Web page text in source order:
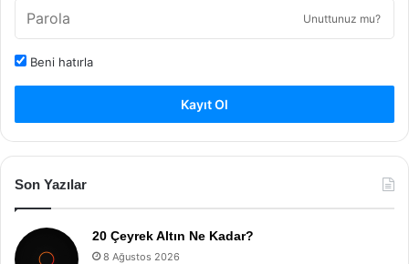
Unuttunuz mu?
Beni hatırla
Kayıt Ol
Son Yazılar
20 Çeyrek Altın Ne Kadar?
8 Ağustos 2026